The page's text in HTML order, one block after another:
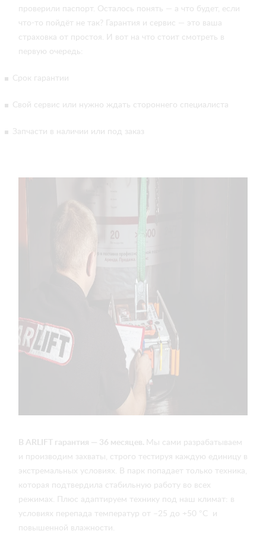
проверили паспорт. Осталось понять — а что будет, если
что-то пойдёт не так? Гарантия и сервис — это ваша
страховка от простоя. И вот на что стоит смотреть в
первую очередь:
Срок гарантии
Свой сервис или нужно ждать стороннего специалиста
Запчасти в наличии или под заказ
В ARLIFT гарантия — 36 месяцев. Мы сами разрабатываем
и производим захваты, строго тестируя каждую единицу в
экстремальных условиях. В парк попадает только техника,
которая подтвердила стабильную работу во всех
режимах. Плюс адаптируем технику под наш климат: в
условиях перепада температур от –25 до +50 °С и
повышенной влажности.